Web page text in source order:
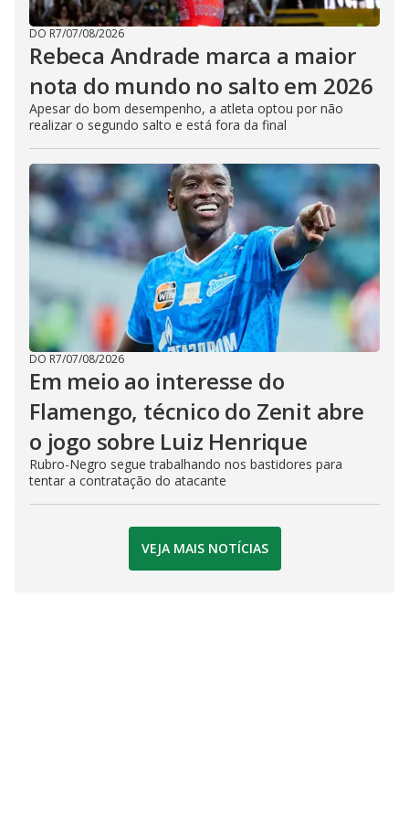
DO R7/07/08/2026
Rebeca Andrade marca a maior
nota do mundo no salto em 2026
Apesar do bom desempenho, a atleta optou por não
realizar o segundo salto e está fora da final
DO R7/07/08/2026
Em meio ao interesse do
Flamengo, técnico do Zenit abre
o jogo sobre Luiz Henrique
Rubro-Negro segue trabalhando nos bastidores para
tentar a contratação do atacante
VEJA MAIS NOTÍCIAS